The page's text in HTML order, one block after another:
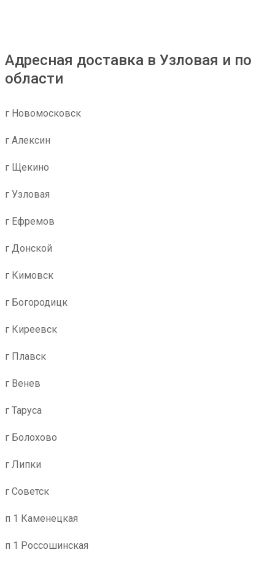
Адресная доставка в Узловая и по
области
г Новомосковск
г Алексин
г Щекино
г Узловая
г Ефремов
г Донской
г Кимовск
г Богородицк
г Киреевск
г Плавск
г Венев
г Таруса
г Болохово
г Липки
г Советск
п 1 Каменецкая
п 1 Россошинская